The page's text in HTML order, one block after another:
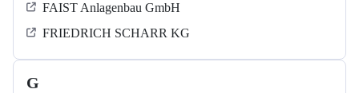
FAIST Anlagenbau GmbH
FRIEDRICH SCHARR KG
G